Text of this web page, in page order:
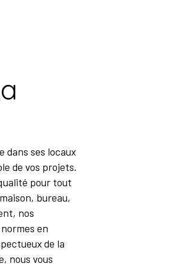
de vos projets.
pour tout
bureau,
nos
en
de la
nous vous